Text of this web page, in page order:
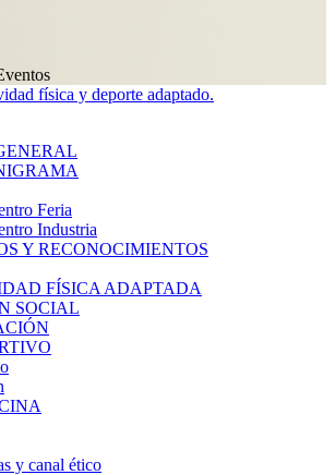
física y deporte adaptado.
Feria
Industria
Y RECONOCIMIENTOS
FÍSICA ADAPTADA
SOCIAL
y canal ético